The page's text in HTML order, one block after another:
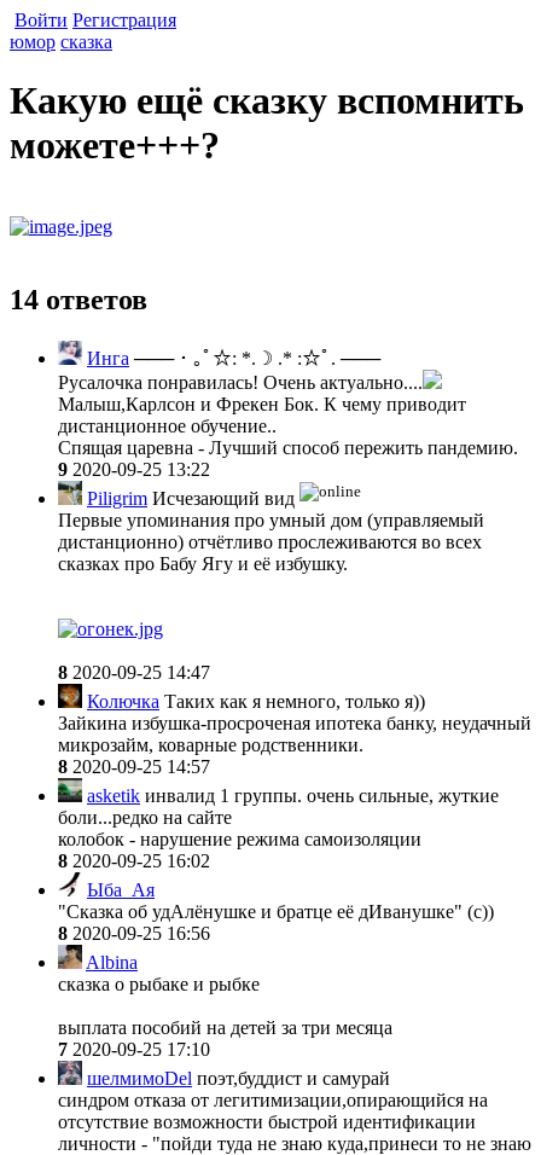
Войти Регистрация
юмор сказка
Какую ещё сказку вспомнить
можете+++?
14 ответов
Инга ─── ･ ｡ﾟ☆: *.☽ .* :☆ﾟ. ───
Русалочка понравилась! Очень актуально....
Малыш,Карлсон и Фрекен Бок. К чему приводит
дистанционное обучение..
Спящая царевна - Лучший способ пережить пандемию.
9 2020-09-25 13:22
Piligrim Исчезающий вид
Первые упоминания про умный дом (управляемый
дистанционно) отчётливо прослеживаются во всех
сказках про Бабу Ягу и её избушку.
8 2020-09-25 14:47
Колючка Таких как я немного, только я))
Зайкина избушка-просроченая ипотека банку, неудачный
микрозайм, коварные родственники.
8 2020-09-25 14:57
asketik инвалид 1 группы. очень сильные, жуткие
боли...редко на сайте
колобок - нарушение режима самоизоляции
8 2020-09-25 16:02
Ыба_Ая
"Сказка об удАлёнушке и братце её дИванушке" (с))
8 2020-09-25 16:56
Albina
сказка о рыбаке и рыбке
выплата пособий на детей за три месяца
7 2020-09-25 17:10
шелмимоDel поэт,буддист и самурай
синдром отказа от легитимизации,опирающийся на
отсутствие возможности быстрой идентификации
личности - "пойди туда не знаю куда,принеси то не знаю